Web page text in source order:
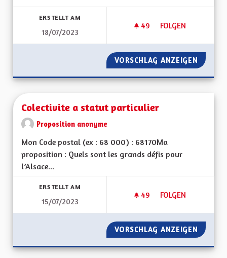
ERSTELLT AM
18/07/2023
49 49 FOLLOWER
FOLGEN
GÉRER
VORSCHLAG ANZEIGEN
Colectivite a statut particulier
Proposition anonyme
Mon Code postal (ex : 68 000) : 68170Ma
proposition : Quels sont les grands défis pour
l’Alsace...
ERSTELLT AM
15/07/2023
49 49 FOLLOWER
FOLGEN
COLECTIVITE A
VORSCHLAG ANZEIGEN